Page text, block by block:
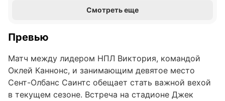
Смотреть еще
Превью
Матч между лидером НПЛ Виктория, командой
Оклей Каннонc, и занимающим девятое место
Сент-Олбанс Саинтс обещает стать важной вехой
в текущем сезоне. Встреча на стадионе Джек